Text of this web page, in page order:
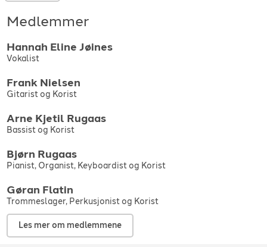
Leie av vårt toppkvalitets lyd- og lysutstyr: + 6500
Grunnpris: Tinn i Telemark/1 times omegn: +2000,-
1-2 timer unna Tinn: +3000,-
Ved mer enn 3 timer unna, ta kontakt for et godt tilbud.
Medlemmer
Hannah Eline Jøines
Vokalist
Frank Nielsen
Gitarist og Korist
Arne Kjetil Rugaas
Bassist og Korist
Bjørn Rugaas
Pianist, Organist, Keyboardist og Korist
Gøran Flatin
Trommeslager, Perkusjonist og Korist
Les mer om medlemmene